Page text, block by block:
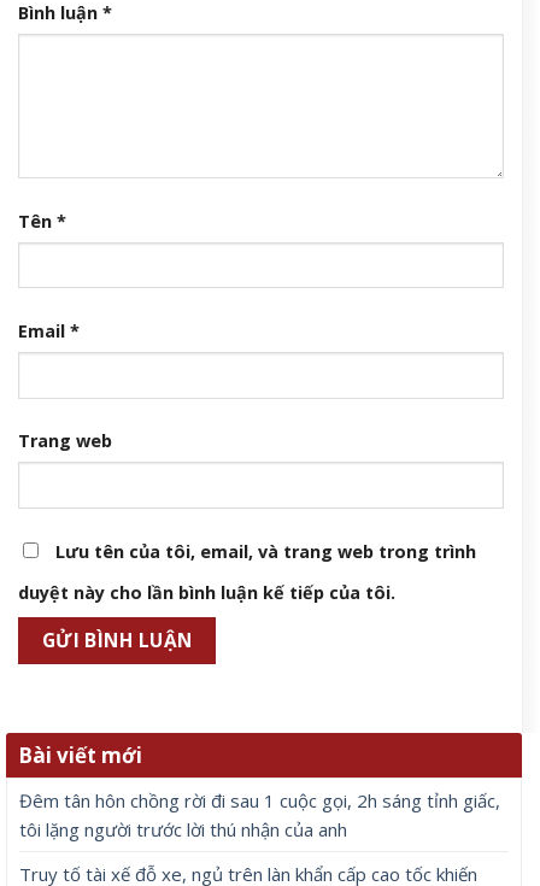
Bình luận *
Tên *
Email *
Trang web
Lưu tên của tôi, email, và trang web trong trình
duyệt này cho lần bình luận kế tiếp của tôi.
Bài viết mới
Đêm tân hôn chồng rời đi sau 1 cuộc gọi, 2h sáng tỉnh giấc,
tôi lặng người trước lời thú nhận của anh
Truy tố tài xế đỗ xe, ngủ trên làn khẩn cấp cao tốc khiến